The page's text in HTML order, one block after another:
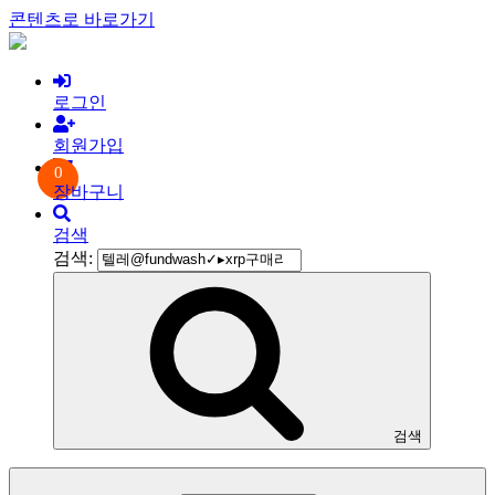
콘텐츠로 바로가기
로그인
회원가입
0
장바구니
검색
검색:
검색